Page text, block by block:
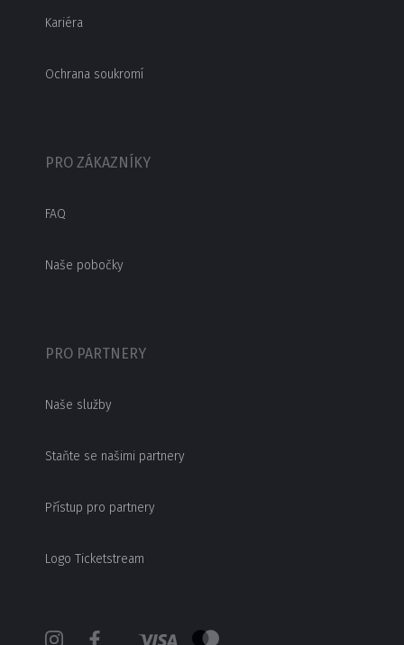
Kariéra
Ochrana soukromí
PRO ZÁKAZNÍKY
FAQ
Naše pobočky
PRO PARTNERY
Naše služby
Staňte se našimi partnery
Přístup pro partnery
Logo Ticketstream